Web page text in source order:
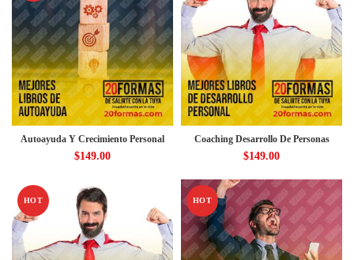
Autoayuda Y Crecimiento Personal
$149.00
Coaching Desarrollo De Personas
$149.00
HOT HOT